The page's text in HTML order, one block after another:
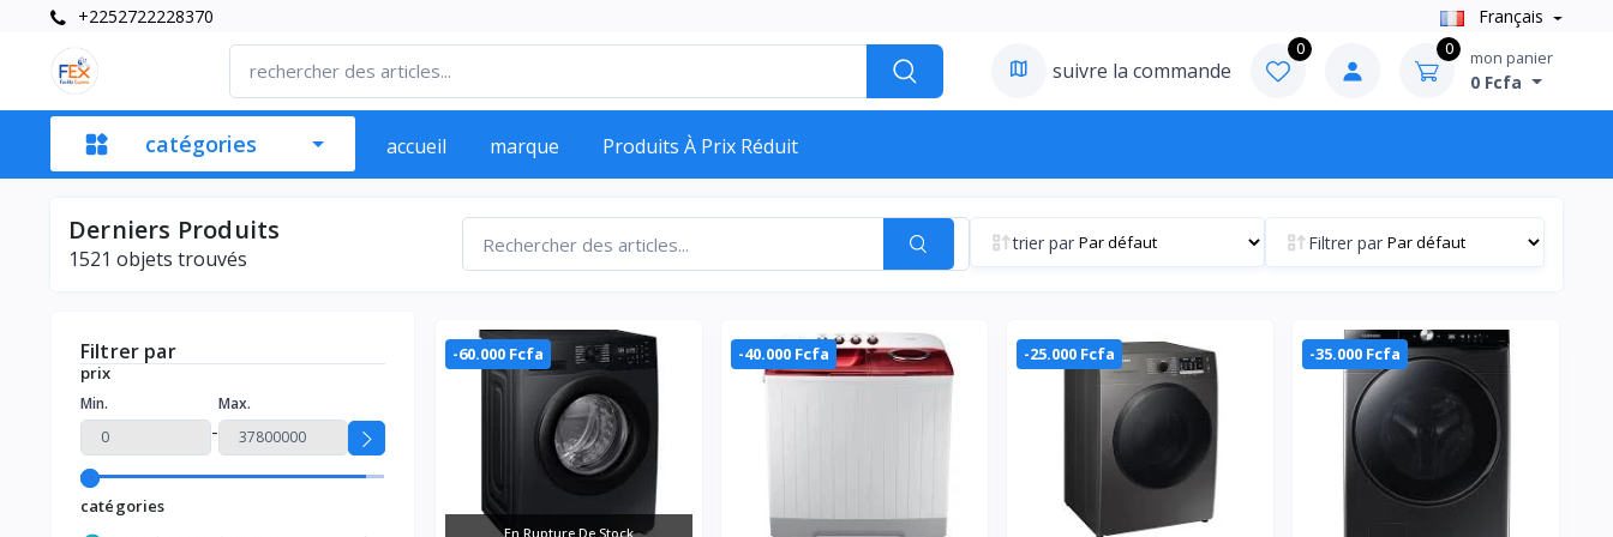
+2252722228370 Français
suivre la commande
0 0 mon panier
0 Fcfa
catégories accueil marque Produits À Prix Réduit
Derniers Produits
1521 objets trouvés
trier par Filtrer par
Filtrer par
prix
Min.
-
Max.
catégories
-60.000 Fcfa
En Rupture De Stock
-40.000 Fcfa -25.000 Fcfa -35.000 Fcfa